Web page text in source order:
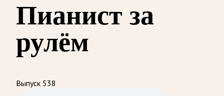
Пианист за
рулём
Выпуск 538